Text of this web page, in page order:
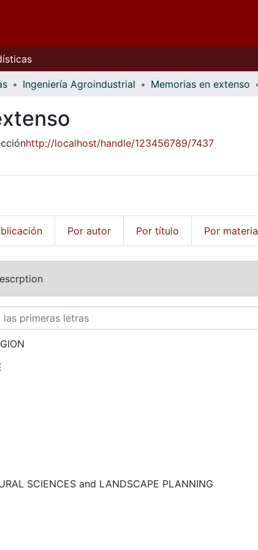
Ingeniería Agroindustrial Memorias en extenso
http://localhost/handle/123456789/7437
Por autor Por título Por materia
SCIENCES and LANDSCAPE PLANNING